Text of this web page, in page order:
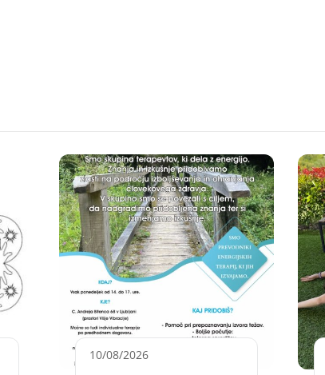
10/08/2026